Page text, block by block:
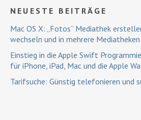
NEUESTE BEITRÄGE
Mac OS X: „Fotos“ Mediathek
wechseln und in mehrere
Einstieg in die Apple Swift
für iPhone, iPad, Mac und die Apple
Tarifsuche: Günstig telefonieren und